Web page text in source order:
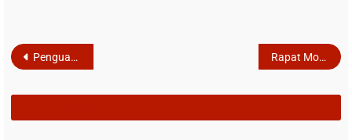
Post
navigation
Penguatan Integritas dan Pembinaan oleh Ketua Pengadilan Tinggi Riau terhadap seluruh jajaran Pengadilan Tinggi dan Pengadilan Negeri di wilayah Hukum PT Riau secara virtual Rapat Monev Implementasi Mediator Non Hakim dalam rangka percepatan Penyelesaian perkara Perdata pada Satuan Kerja di wilayah Hukum Pengadilan Tinggi Riau